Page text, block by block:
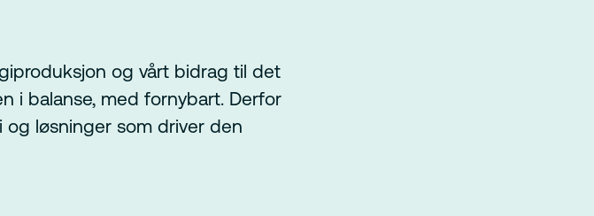
og vårt bidrag til det
i balanse, med fornybart. Derfor
og løsninger som driver den